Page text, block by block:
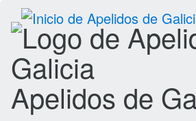
Apelidos de